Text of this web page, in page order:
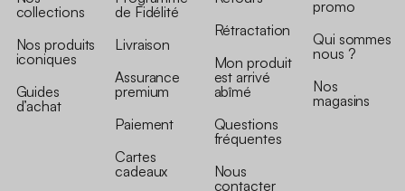
collections
Nos produits
iconiques
Guides
d’achat
de Fidélité
Livraison
Assurance
premium
Paiement
Cartes
cadeaux
Rétractation
Mon produit
est arrivé
abîmé
Questions
fréquentes
Nous
contacter
promo
Qui sommes
nous ?
Nos
magasins